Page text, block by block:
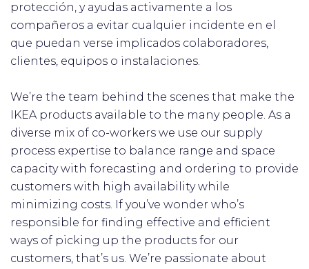
protección, y ayudas activamente a los
compañeros a evitar cualquier incidente en el
que puedan verse implicados colaboradores,
clientes, equipos o instalaciones.
We’re the team behind the scenes that make the
IKEA products available to the many people. As a
diverse mix of co-workers we use our supply
process expertise to balance range and space
capacity with forecasting and ordering to provide
customers with high availability while
minimizing costs. If you’ve wonder who’s
responsible for finding effective and efficient
ways of picking up the products for our
customers, that’s us. We’re passionate about